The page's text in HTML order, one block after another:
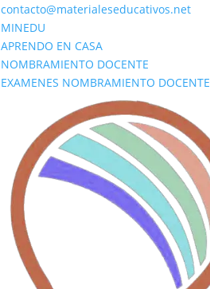
contacto@materialeseducativos.net
MINEDU
APRENDO EN CASA
NOMBRAMIENTO DOCENTE
EXAMENES NOMBRAMIENTO DOCENTE